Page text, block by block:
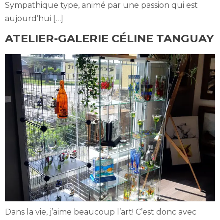
Sympathique type, animé par une passion qui est
aujourd’hui […]
ATELIER-GALERIE CÉLINE TANGUAY
Dans la vie, j’aime beaucoup l’art! C’est donc avec